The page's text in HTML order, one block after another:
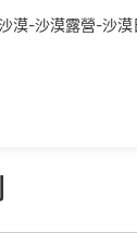
漠-沙漠露營-沙